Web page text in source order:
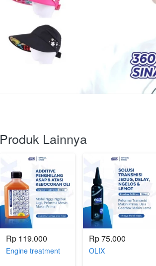
Produk Lainnya
Rp 119.000
Engine treatment
Rp 75.000
OLIX